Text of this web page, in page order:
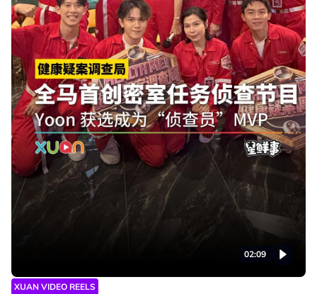
02:09
XUAN VIDEO REELS